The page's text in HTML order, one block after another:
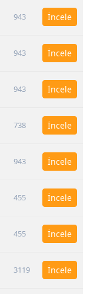
943 İncele
943 İncele
943 İncele
738 İncele
943 İncele
455 İncele
455 İncele
3119 İncele